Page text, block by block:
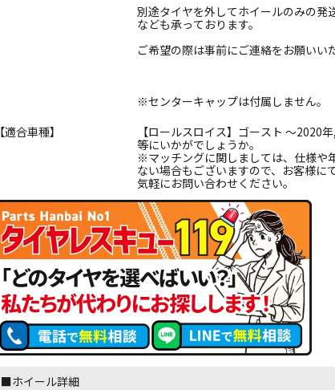
別途タイヤを外してホイールのみの
なども承っております。
ご希望の際は事前にご連絡をお願いい
※センターキャップは付属しません。
【適合車種】
【ロールスロイス】ゴースト ～2020
等にいかがでしょうか。
※マッチングに関しましては、仕様や
ない場合もございますので、お客様
気軽にお問い合わせください。
■ホイール詳細